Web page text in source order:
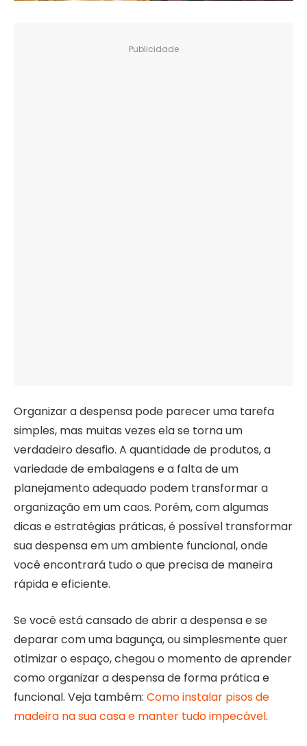
Publicidade
Organizar a despensa pode parecer uma tarefa
simples, mas muitas vezes ela se torna um
verdadeiro desafio. A quantidade de produtos, a
variedade de embalagens e a falta de um
planejamento adequado podem transformar a
organização em um caos. Porém, com algumas
dicas e estratégias práticas, é possível transformar
sua despensa em um ambiente funcional, onde
você encontrará tudo o que precisa de maneira
rápida e eficiente.
Se você está cansado de abrir a despensa e se
deparar com uma bagunça, ou simplesmente quer
otimizar o espaço, chegou o momento de aprender
como organizar a despensa de forma prática e
funcional. Veja também: Como instalar pisos de
madeira na sua casa e manter tudo impecável.